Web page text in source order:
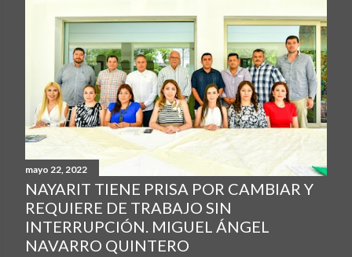
mayo 22, 2022
NAYARIT TIENE PRISA POR CAMBIAR Y
REQUIERE DE TRABAJO SIN
INTERRUPCIÓN. MIGUEL ÁNGEL
NAVARRO QUINTERO